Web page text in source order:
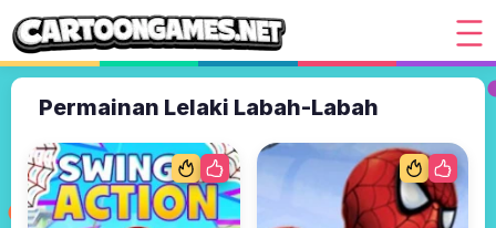
Permainan Lelaki Labah-Labah